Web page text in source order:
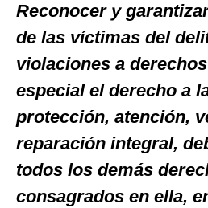
Reconocer y
de las víctimas del
violaciones a
especial el derecho a
protección, atención,
reparación integral,
todos los demás
consagrados en ella,